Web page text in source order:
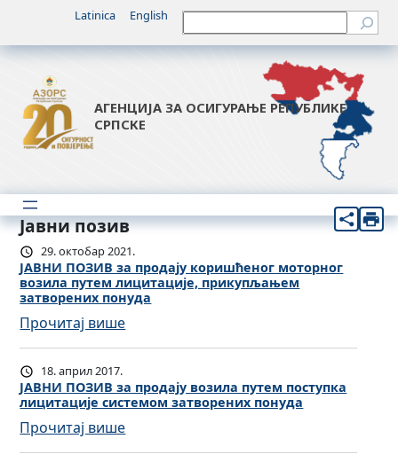
Latinica English Претрага
АГЕНЦИЈА ЗА ОСИГУРАЊЕ РЕПУБЛИКЕ
СРПСКЕ
Јавни позив
29. октобар 2021.
ЈАВНИ ПОЗИВ за продају коришћеног моторног
возила путем лицитације, прикупљањем
затворених понуда
Прочитај више:
Ј
В
Н
И
П
18. април 2017.
ЈАВНИ ПОЗИВ за продају возила путем поступка
лицитације системом затворених понуда
Прочитај више:
Ј